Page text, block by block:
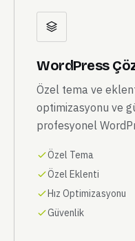
WordPress
Özel tema ve
optimizasyonu ve
profesyonel
Özel Tema
Özel Eklenti
Hız Optimizasyonu
Güvenlik